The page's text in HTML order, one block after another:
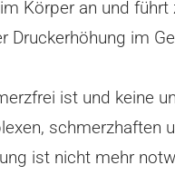
Körper an und führt
im
ist und keine
schmerzhaften
ist nicht mehr